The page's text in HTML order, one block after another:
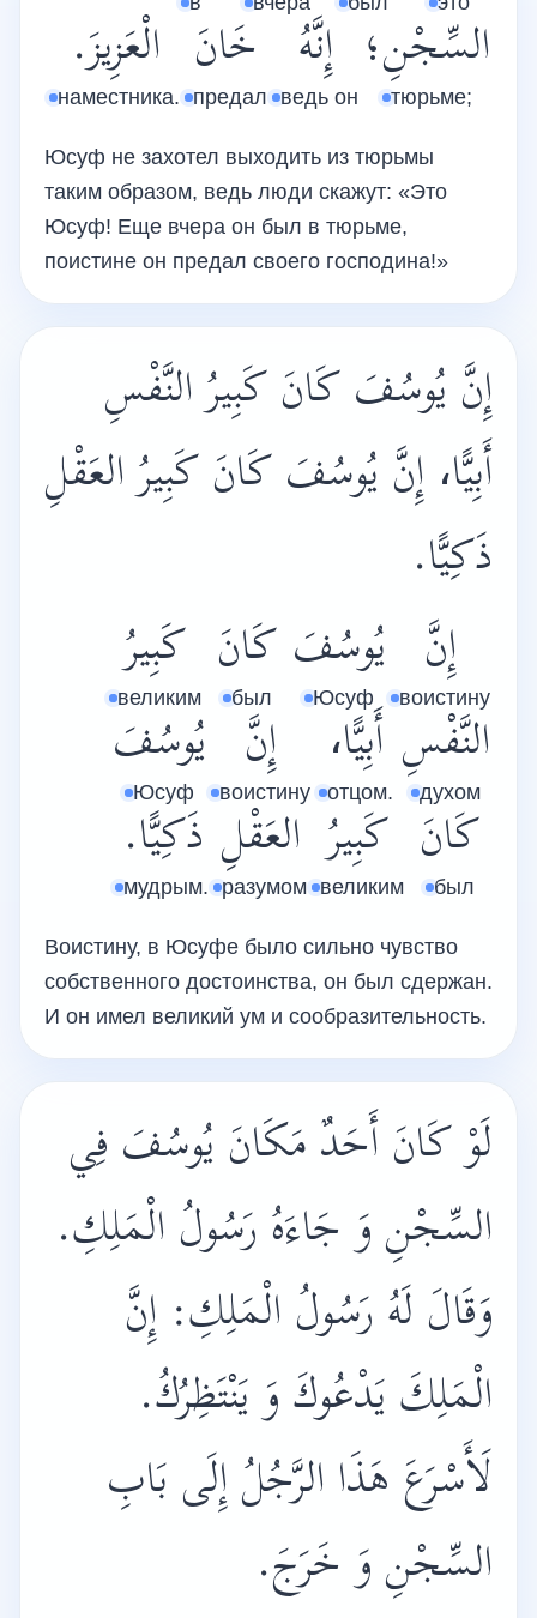
السِّجْنِ؛
тюрьме;
إِنَّهُ
ведь он
خَانَ
предал
الْعَزِيزَ.
наместника.
Юсуф не захотел выходить из тюрьмы
таким образом, ведь люди скажут: «Это
Юсуф! Еще вчера он был в тюрьме,
поистине он предал своего господина!»
إِنَّ يُوسُفَ كَانَ كَبِيرُ النَّفْسِ
أَبِيًّا، إِنَّ يُوسُفَ كَانَ كَبِيرُ العَقْلِ
ذَكِيًّا.
إِنَّ
воистину
يُوسُفَ
Юсуф
كَانَ
был
كَبِيرُ
великим
النَّفْسِ
духом
أَبِيًّا،
отцом.
إِنَّ
воистину
يُوسُفَ
Юсуф
كَانَ
был
كَبِيرُ
великим
العَقْلِ
разумом
ذَكِيًّا.
мудрым.
Воистину, в Юсуфе было сильно чувство
собственного достоинства, он был сдержан.
И он имел великий ум и сообразительность.
لَوْ كَانَ أَحَدٌ مَكَانَ يُوسُفَ فِي
السِّجْنِ وَ جَاءَهُ رَسُولُ الْمَلِكِ.
وَقَالَ لَهُ رَسُولُ الْمَلِكِ: إِنَّ
الْمَلِكَ يَدْعُوكَ وَ يَنْتَظِرُكُ.
لَأَسْرَعَ هَذَا الرَّجُلُ إِلَى بَابِ
السِّجْنِ وَ خَرَجَ.